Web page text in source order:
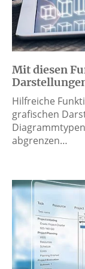
Mit diesen
Hilfreiche
grafischen
abgrenzen…